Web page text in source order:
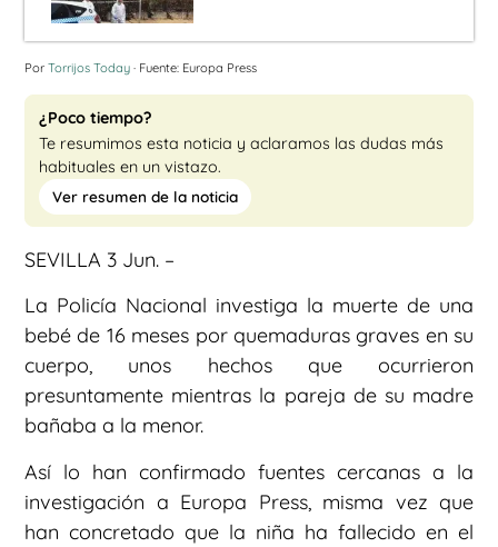
Por Torrijos Today · Fuente: Europa Press
¿Poco tiempo?
Te resumimos esta noticia y aclaramos las dudas más
habituales en un vistazo.
Ver resumen de la noticia
SEVILLA 3 Jun. –
La Policía Nacional investiga la muerte de una
bebé de 16 meses por quemaduras graves en su
cuerpo, unos hechos que ocurrieron
presuntamente mientras la pareja de su madre
bañaba a la menor.
Así lo han confirmado fuentes cercanas a la
investigación a Europa Press, misma vez que
han concretado que la niña ha fallecido en el